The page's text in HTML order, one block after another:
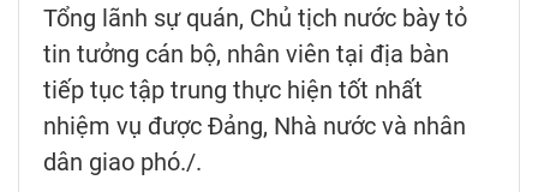
Tổng lãnh sự quán, Chủ tịch nước bày tỏ
tin tưởng cán bộ, nhân viên tại địa bàn
tiếp tục tập trung thực hiện tốt nhất
nhiệm vụ được Đảng, Nhà nước và nhân
dân giao phó./.